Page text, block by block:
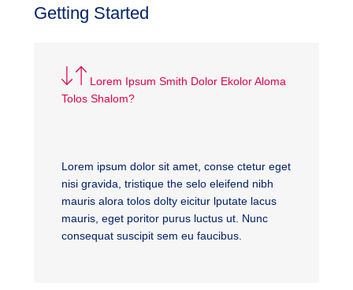
Getting Started
Lorem Ipsum Smith Dolor Ekolor Aloma
Tolos Shalom?
Lorem ipsum dolor sit amet, conse ctetur eget
nisi gravida, tristique the selo eleifend nibh
mauris alora tolos dolty eicitur lputate lacus
mauris, eget poritor purus luctus ut. Nunc
consequat suscipit sem eu faucibus.